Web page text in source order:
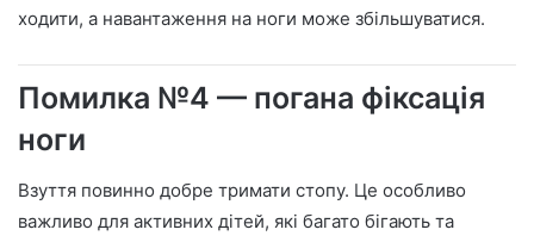
ходити, а навантаження на ноги може збільшуватися.
Помилка №4 — погана фіксація
ноги
Взуття повинно добре тримати стопу. Це особливо
важливо для активних дітей, які багато бігають та